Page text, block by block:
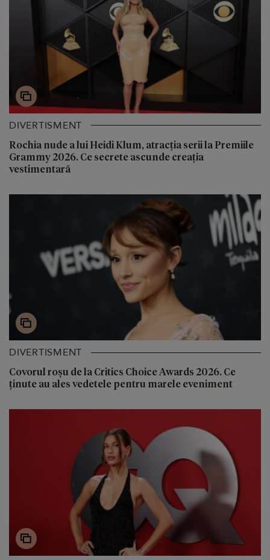
DIVERTISMENT
Rochia nude a lui Heidi Klum, atracția serii la Premiile
Grammy 2026. Ce secrete ascunde creația
vestimentară
DIVERTISMENT
Covorul roșu de la Critics Choice Awards 2026. Ce
ținute au ales vedetele pentru marele eveniment